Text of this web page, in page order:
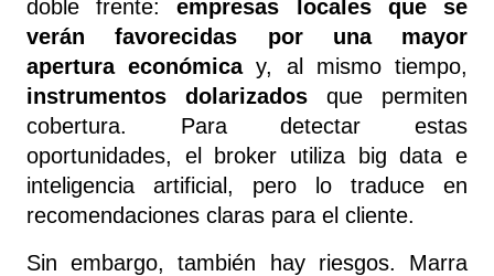
doble frente: empresas locales que se
verán favorecidas por una mayor
apertura económica
instrumentos dolarizados que permiten
cobertura. Para detectar estas
oportunidades, el broker utiliza big data e
inteligencia artificial, pero lo traduce en
recomendaciones claras para el cliente.
Sin embargo, también hay riesgos. Marra